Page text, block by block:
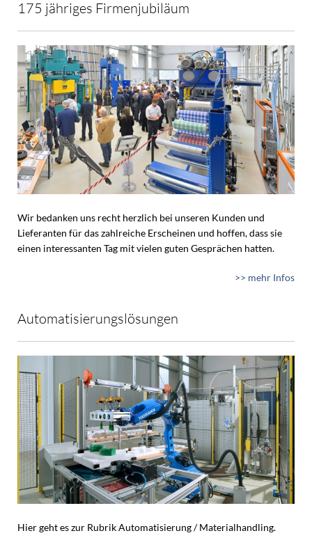
175 jähriges Firmenjubiläum
Wir bedanken uns recht herzlich bei unseren Kunden und
Lieferanten für das zahlreiche Erscheinen und hoffen, dass sie
einen interessanten Tag mit vielen guten Gesprächen hatten.
>> mehr Infos
Automatisierungslösungen
Hier geht es zur Rubrik Automatisierung / Materialhandling.